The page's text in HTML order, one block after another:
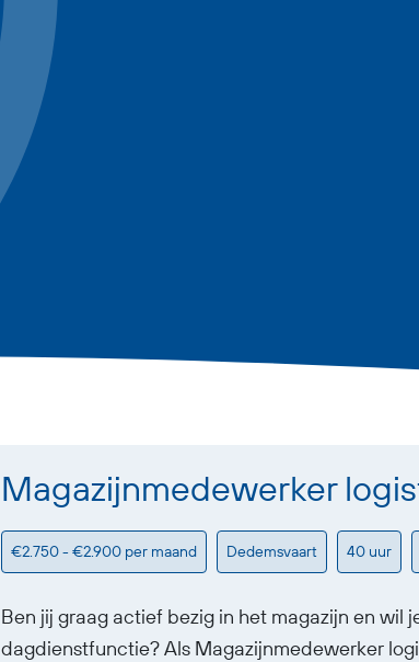
Magazijnmedewerker
€2.750 - €2.900 per maand Dedemsvaart 40 uur
Ben jij graag actief bezig in het magazijn en wil
dagdienstfunctie? Als Magazijnmedewerker